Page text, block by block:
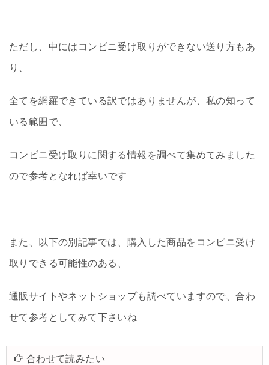
ただし、中にはコンビニ受け取りができない送り方もあ
り、
全てを網羅できている訳ではありませんが、私の知って
いる範囲で、
コンビニ受け取りに関する情報を調べて集めてみました
ので参考となれば幸いです
また、以下の別記事では、購入した商品をコンビニ受け
取りできる可能性のある、
通販サイトやネットショップも調べていますので、合わ
せて参考としてみて下さいね
合わせて読みたい